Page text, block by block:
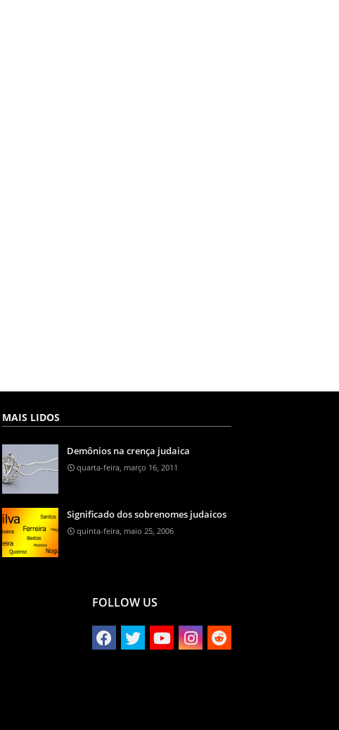
MAIS LIDOS
Demônios na crença judaica
quarta-feira, março 16, 2011
Significado dos sobrenomes judaicos
quinta-feira, maio 25, 2006
FOLLOW US